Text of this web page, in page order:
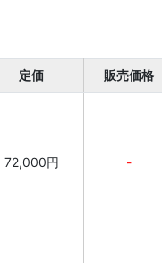
定価 販売価格
72,000円 -